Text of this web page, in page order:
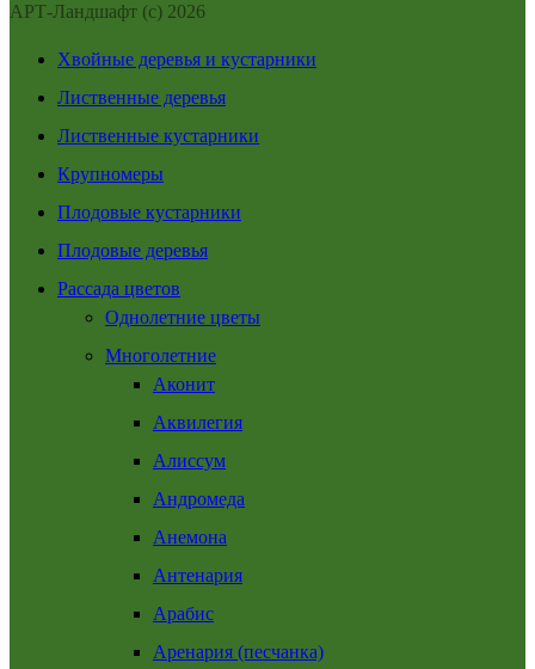
АРТ-Ландшафт (с) 2026
Хвойные деревья и кустарники
Лиственные деревья
Лиственные кустарники
Крупномеры
Плодовые кустарники
Плодовые деревья
Рассада цветов
Однолетние цветы
Многолетние
Аконит
Аквилегия
Алиссум
Андромеда
Анемона
Антенария
Арабис
Аренария (песчанка)